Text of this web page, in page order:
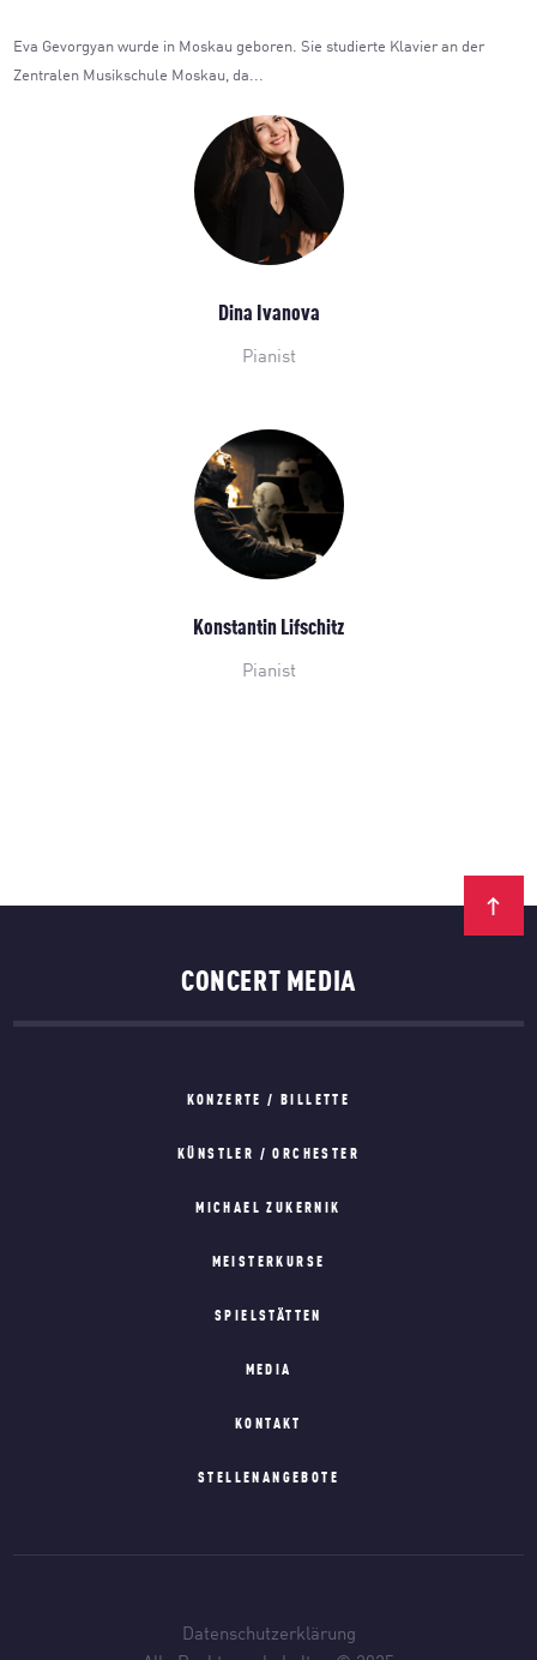
Eva Gevorgyan wurde in Moskau geboren. Sie studierte Klavier an der
Zentralen Musikschule Moskau, da...
Dina Ivanova
Pianist
Konstantin Lifschitz
Pianist
CONCERT MEDIA
KONZERTE / BILLETTE
KÜNSTLER / ORCHESTER
MICHAEL ZUKERNIK
MEISTERKURSE
SPIELSTÄTTEN
MEDIA
KONTAKT
STELLENANGEBOTE
Datenschutzerklärung